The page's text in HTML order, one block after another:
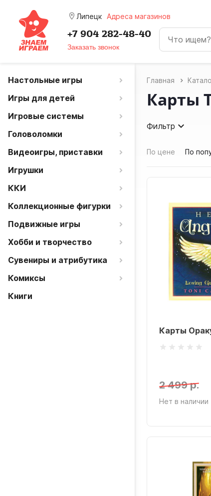
room Липецк Адреса магазинов
+7 904 282-48-40
Заказать звонок
Настольные игры
Игры для детей
Игровые системы
Головоломки
Видеоигры, приставки
Игрушки
ККИ
Коллекционные фигурки
Подвижные игры
Хобби и творчество
Сувениры и атрибутика
Комиксы
Книги
Главная
Карты
Фильтр
По цене По
Карты
2 499 р.
Нет в наличии